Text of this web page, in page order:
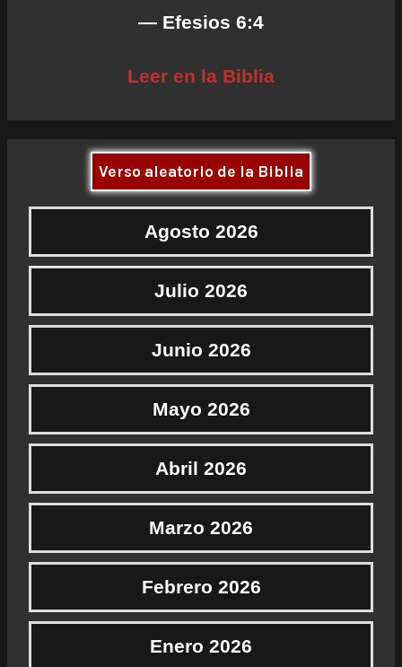
— Efesios 6:4
Leer en la Biblia
Verso aleatorio de la Biblia
Agosto 2026
Julio 2026
Junio 2026
Mayo 2026
Abril 2026
Marzo 2026
Febrero 2026
Enero 2026